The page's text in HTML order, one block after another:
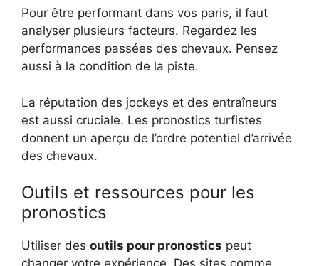
Pour être performant dans vos paris, il faut
analyser plusieurs facteurs. Regardez les
performances passées des chevaux. Pensez
aussi à la condition de la piste.
La réputation des jockeys et des entraîneurs
est aussi cruciale. Les pronostics turfistes
donnent un aperçu de l’ordre potentiel d’arrivée
des chevaux.
Outils et ressources pour les
pronostics
Utiliser des outils pour pronostics peut